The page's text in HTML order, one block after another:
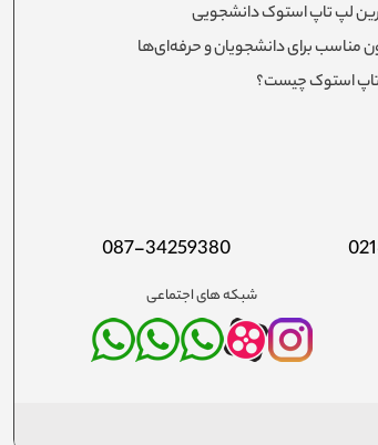
لپ تاپ استوک دانشجویی
مناسب برای دانشجویان و حرفه‌ای‌ها
استوک چیست؟
087-34259380
شبکه های اجتماعی